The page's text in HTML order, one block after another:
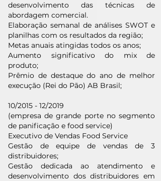
desenvolvimento das técnicas de
abordagem comercial.
Elaboração semanal de análises SWOT e
planilhas com os resultados da região;
Metas anuais atingidas todos os anos;
Aumento significativo do mix de
produto;
Prêmio de destaque do ano de melhor
execução (Rei do Pão) AB Brasil;
10/2015 - 12/2019
(empresa de grande porte no segmento
de panificação e food service)
Executivo de Vendas Food Service
Gestão de equipe de vendas de 3
distribuidores;
Gestão dedicada ao atendimento e
desenvolvimento dos distribuidores em